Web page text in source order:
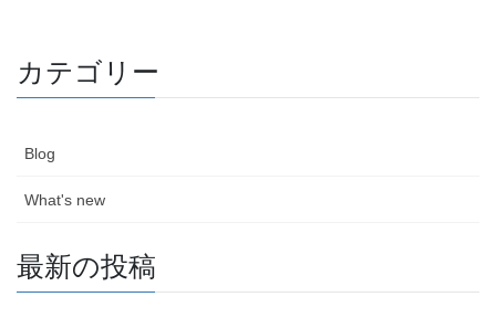
カテゴリー
Blog
What's new
最新の投稿